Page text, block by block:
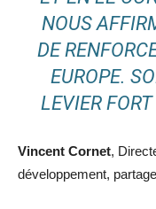
NOUS
DE
EUROPE.
LEVIER
Vincent Cornet,
développement,